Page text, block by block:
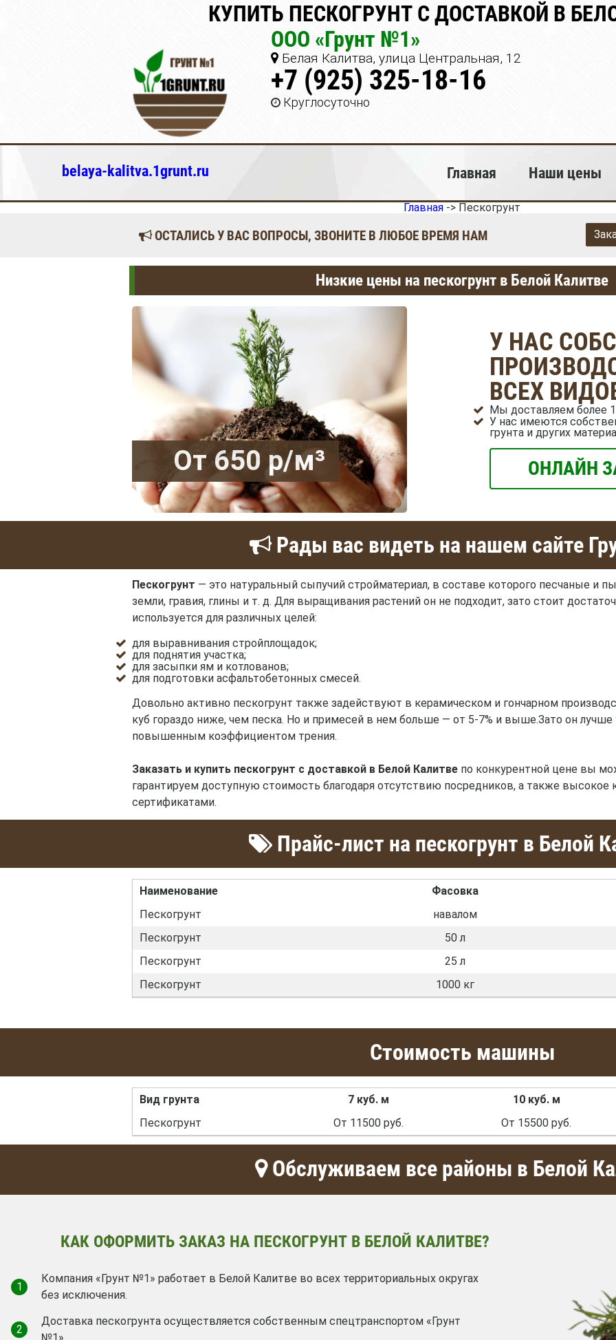
КУПИТЬ ПЕСКОГРУНТ С ДОСТАВКОЙ В
ООО «Грунт №1»
Белая Калитва, улица Центральная, 12
+7 (925) 325-18-16
Круглосуточно
belaya-kalitva.1grunt.ru Главная Наши цены
Главная -> Пескогрунт
ОСТАЛИСЬ У ВАС ВОПРОСЫ, ЗВОНИТЕ В ЛЮБОЕ ВРЕМЯ НАМ
Низкие цены на пескогрунт в Белой Калитве
От 650 р/м³
У НАС
ВСЕХ
Мы доставляем более
У нас имеются
грунта и других
ОНЛАЙН
Рады вас видеть на нашем сайте
Пескогрунт — это натуральный сыпучий стройматериал, в составе которого песчаные и
земли, гравия, глины и т. д. Для выращивания растений он не подходит, зато стоит
используется для различных целей:
для выравнивания стройплощадок;
для поднятия участка;
для засыпки ям и котлованов;
для подготовки асфальтобетонных смесей.
Довольно активно пескогрунт также задействуют в керамическом и гончарном
куб гораздо ниже, чем песка. Но и примесей в нем больше — от 5-7% и выше.Зато он
повышенным коэффициентом трения.
Заказать и купить пескогрунт с доставкой в Белой Калитве по конкурентной цене вы
гарантируем доступную стоимость благодаря отсутствию посредников, а также высокое
сертификатами.
Прайс-лист на пескогрунт в Белой
Наименование
Фасовка
Пескогрунт
навалом
Пескогрунт
50 л
Пескогрунт
25 л
Пескогрунт
1000 кг
Стоимость машины
Вид грунта 7 куб. м
10 куб. м
Пескогрунт
От 11500 руб. От 15500 руб.
Обслуживаем все районы в Белой
КАК ОФОРМИТЬ ЗАКАЗ НА ПЕСКОГРУНТ В БЕЛОЙ КАЛИТВЕ?
1
Компания «Грунт №1» работает в Белой Калитве во всех территориальных округах
без исключения.
2
Доставка пескогрунта осуществляется собственным спецтранспортом «Грунт